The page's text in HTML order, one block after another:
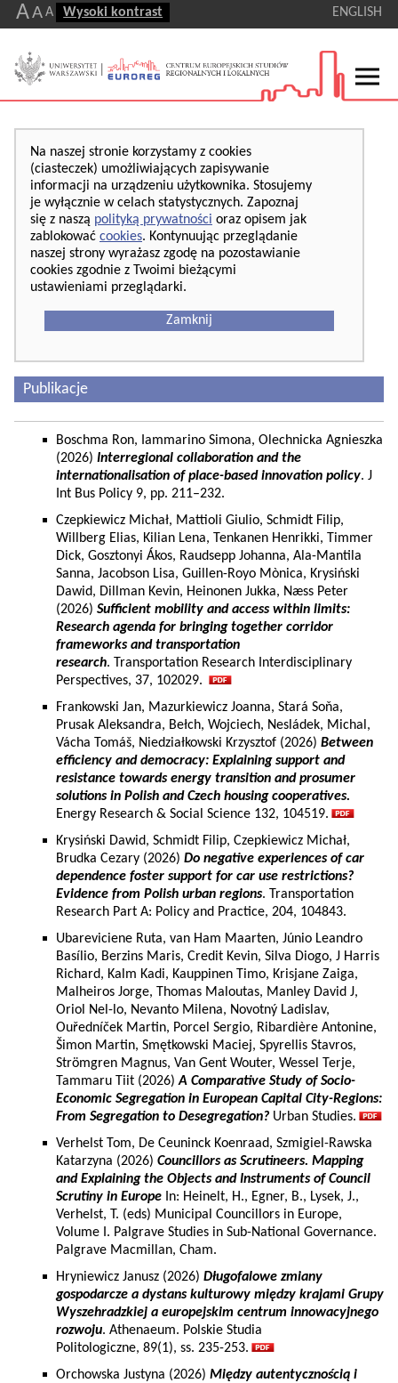
AA A Wysoki kontrast ENGLISH
Na naszej stronie korzystamy z cookies
(ciasteczek) umożliwiających zapisywanie
informacji na urządzeniu użytkownika. Stosujemy
je wyłącznie w celach statystycznych. Zapoznaj
się z naszą polityką prywatności oraz opisem jak
zablokować cookies. Kontynuując przeglądanie
naszej strony wyrażasz zgodę na pozostawianie
cookies zgodnie z Twoimi bieżącymi
ustawieniami przeglądarki.
Zamknij
Publikacje
Boschma Ron, Iammarino Simona, Olechnicka Agnieszka
(2026) Interregional collaboration and the
internationalisation of place-based innovation policy. J
Int Bus Policy 9, pp. 211–232.
Czepkiewicz Michał, Mattioli Giulio, Schmidt Filip,
Willberg Elias, Kilian Lena, Tenkanen Henrikki, Timmer
Dick, Gosztonyi Ákos, Raudsepp Johanna, Ala-Mantila
Sanna, Jacobson Lisa, Guillen-Royo Mònica, Krysiński
Dawid, Dillman Kevin, Heinonen Jukka, Næss Peter
(2026) Sufficient mobility and access within limits:
Research agenda for bringing together corridor
frameworks and transportation
research. Transportation Research Interdisciplinary
Perspectives, 37, 102029.
Frankowski Jan, Mazurkiewicz Joanna, Stará Soňa,
Prusak Aleksandra, Bełch, Wojciech, Nesládek, Michal,
Vácha Tomáš, Niedziałkowski Krzysztof (2026) Between
efficiency and democracy: Explaining support and
resistance towards energy transition and prosumer
solutions in Polish and Czech housing cooperatives.
Energy Research & Social Science 132, 104519.
Krysiński Dawid, Schmidt Filip, Czepkiewicz Michał,
Brudka Cezary (2026) Do negative experiences of car
dependence foster support for car use restrictions?
Evidence from Polish urban regions. Transportation
Research Part A: Policy and Practice, 204, 104843.
Ubareviciene Ruta, van Ham Maarten, Júnio Leandro
Basílio, Berzins Maris, Credit Kevin, Silva Diogo, J Harris
Richard, Kalm Kadi, Kauppinen Timo, Krisjane Zaiga,
Malheiros Jorge, Thomas Maloutas, Manley David J,
Oriol Nel-lo, Nevanto Milena, Novotný Ladislav,
Ouředníček Martin, Porcel Sergio, Ribardière Antonine,
Šimon Martin, Smętkowski Maciej, Spyrellis Stavros,
Strömgren Magnus, Van Gent Wouter, Wessel Terje,
Tammaru Tiit (2026)A Comparative Study of Socio-
Economic Segregation in European Capital City-Regions:
From Segregation to Desegregation? Urban Studies.
Verhelst Tom, De Ceuninck Koenraad, Szmigiel-Rawska
Katarzyna (2026) Councillors as Scrutineers. Mapping
and Explaining the Objects and Instruments of Council
Scrutiny in Europe In: Heinelt, H., Egner, B., Lysek, J.,
Verhelst, T. (eds) Municipal Councillors in Europe,
Volume I. Palgrave Studies in Sub-National Governance.
Palgrave Macmillan, Cham.
Hryniewicz Janusz (2026) Długofalowe zmiany
gospodarcze a dystans kulturowy między krajami Grupy
Wyszehradzkiej a europejskim centrum innowacyjnego
rozwoju. Athenaeum. Polskie Studia
Politologiczne, 89(1), ss. 235-253.
Orchowska Justyna (2026) Między autentycznością i